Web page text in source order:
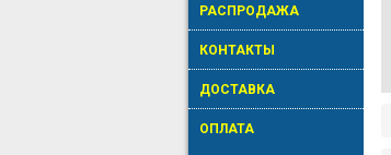
РАСПРОДАЖА
КОНТАКТЫ
ДОСТАВКА
ОПЛАТА